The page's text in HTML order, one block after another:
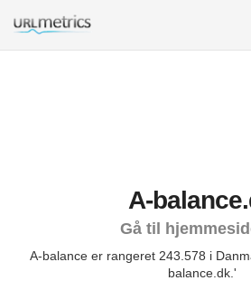
A-
Gå til
A-balance er rangeret 243.578 i
balance.dk.'